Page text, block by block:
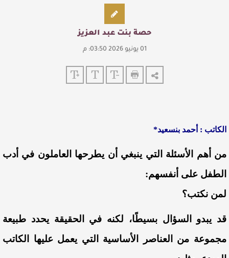
حصة بنت عبد العزيز
01 يونيو 2026 03:50: م
الكاتب : أحمد بنسعيد*
من أهم الأسئلة التي ينبغي أن يطرحها العاملون في أدب
الطفل على أنفسهم:
لمن نكتب؟
قد يبدو السؤال بسيطًا، لكنه في الحقيقة يحدد طبيعة
مجموعة من العناصر الأساسية التي يعمل عليها الكاتب